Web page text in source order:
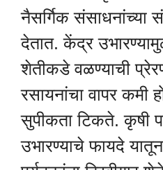
नैसर्गिक संसाधनांच्या
देतात. केंद्र
शेतीकडे वळण्याची
रसायनांचा वापर कमी
सुपीकता टिकते. कृषी
उभारण्याचे फायदे